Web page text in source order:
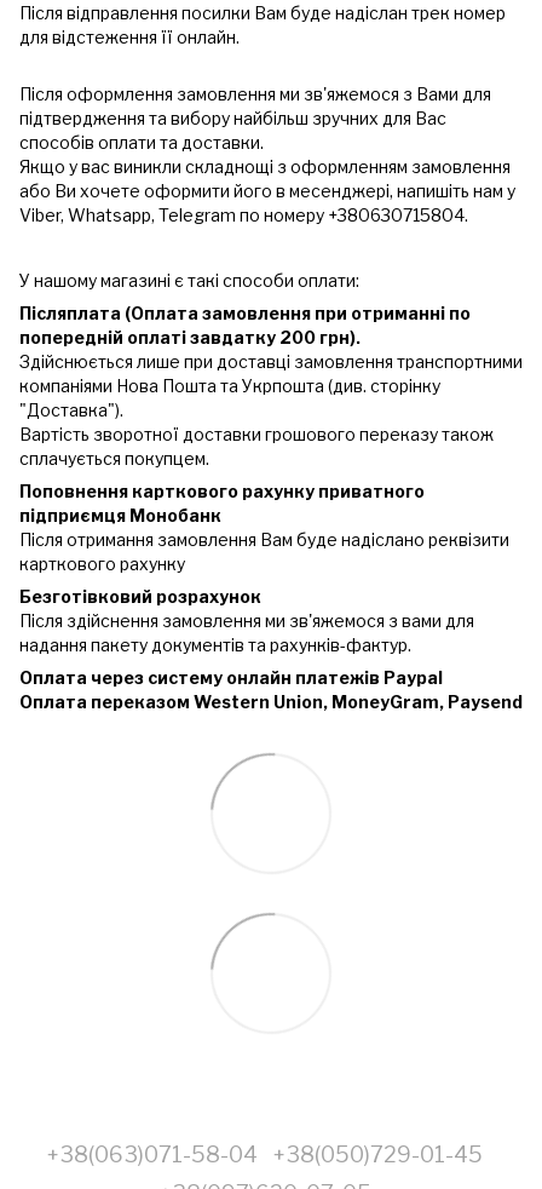
Після відправлення посилки Вам буде надіслан трек номер
для відстеження її онлайн.
Після оформлення замовлення ми зв'яжемося з Вами для
підтвердження та вибору найбільш зручних для Вас
способів оплати та доставки.
Якщо у вас виникли складнощі з оформленням замовлення
або Ви хочете оформити його в месенджері, напишіть нам у
Viber, Whatsapp, Telegram по номеру +380630715804.
У нашому магазині є такі способи оплати:
Післяплата (Оплата замовлення при отриманні по
попередній оплаті завдатку 200 грн).
Здійснюється лише при доставці замовлення транспортними
компаніями Нова Пошта та Укрпошта (див. сторінку
"Доставка").
Вартість зворотної доставки грошового переказу також
сплачується покупцем.
Поповнення карткового рахунку приватного
підприємця Монобанк
Після отримання замовлення Вам буде надіслано реквізити
карткового рахунку
Безготівковий розрахунок
Після здійснення замовлення ми зв'яжемося з вами для
надання пакету документів та рахунків-фактур.
Оплата через систему онлайн платежів Paypal
Оплата переказом Western Union, MoneyGram, Paysend
+38(063)071-58-04
+38(050)729-01-45